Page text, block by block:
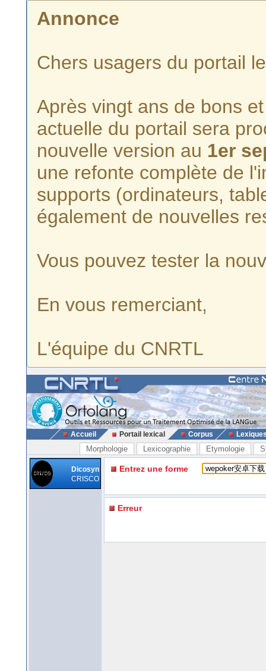
Annonce
Chers usagers du portail
Après vingt ans de bons
actuelle du portail sera
nouvelle version au 1er
une refonte complète de
supports (ordinateurs,
également de nouvelles
Vous pouvez tester la
En vous remerciant,
L'équipe du CNRTL
Accueil Portail lexical Corpus
Morphologie Lexicographie Etymologie
Dicosyn
CRISCO
Entrez une forme
Erreur